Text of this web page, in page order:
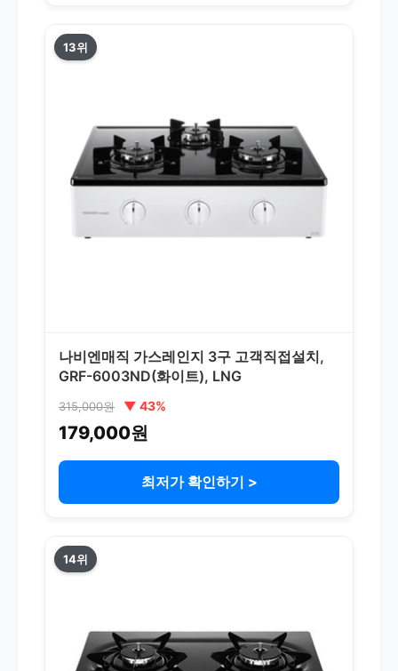
13위
나비엔매직 가스레인지 3구 고객직접설치,
GRF-6003ND(화이트), LNG
315,000원 ▼ 43%
179,000원
최저가 확인하기 >
14위